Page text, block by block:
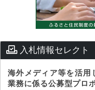
入札情報セレクト
海外メディア等を活用
業務に係る公募型プロ